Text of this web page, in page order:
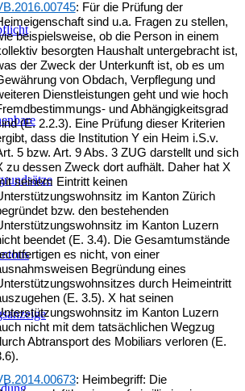
: Für die Prüfung der
sind u.a. Fragen zu stellen,
beispielsweise, ob die Person in einem
besorgten Haushalt untergebracht ist,
der Zweck der Unterkunft ist, ob es um
von Obdach, Verpflegung und
Dienstleistungen geht und wie hoch
und Abhängigkeitsgrad
(E. 2.2.3). Eine Prüfung dieser Kriterien
dass die Institution Y ein Heim i.S.v.
5 bzw. Art. 9 Abs. 3 ZUG darstellt und sich
zu dessen Zweck dort aufhält. Daher hat X
seinem Eintritt keinen
im Kanton Zürich
bzw. den bestehenden
im Kanton Luzern
beendet (E. 3.4). Die Gesamtumstände
es nicht, von einer
Begründung eines
durch Heimeintritt
(E. 3.5). X hat seinen
im Kanton Luzern
nicht mit dem tatsächlichen Wegzug
Abtransport des Mobiliars verloren (E.
: Heimbegriff: Die